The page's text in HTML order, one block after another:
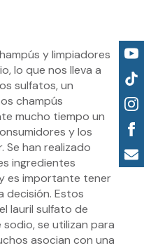
y limpiadores
lo que nos lleva a
sulfatos, un
champús
mucho tiempo un
y los
Se han realizado
ingredientes
es importante tener
decisión. Estos
lauril sulfato de
se utilizan para
asocian con una